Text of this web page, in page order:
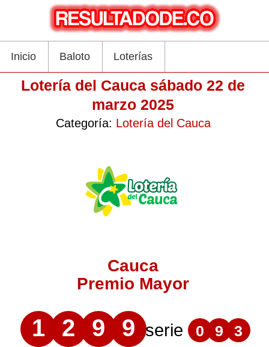
Inicio Baloto Loterías
Lotería del Cauca sábado 22 de
marzo 2025
Categoría: Lotería del Cauca
Cauca
Premio Mayor
1 2 9 9 serie 0 9 3